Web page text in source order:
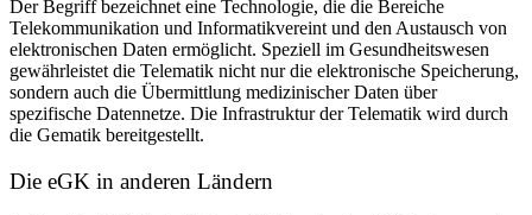
Der Begriff bezeichnet eine Technologie, die die Bereiche
Telekommunikation und Informatikvereint und den Austausch von
elektronischen Daten ermöglicht. Speziell im Gesundheitswesen
gewährleistet die Telematik nicht nur die elektronische Speicherung,
sondern auch die Übermittlung medizinischer Daten über
spezifische Datennetze. Die Infrastruktur der Telematik wird durch
die Gematik bereitgestellt.
Die eGK in anderen Ländern